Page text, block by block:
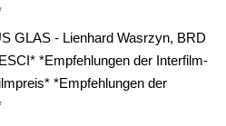
GLAS - Lienhard Wasrzyn, BRD
*Empfehlungen der Interfilm-
*Empfehlungen der